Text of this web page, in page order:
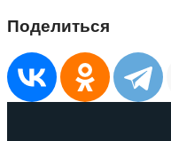
Поделиться